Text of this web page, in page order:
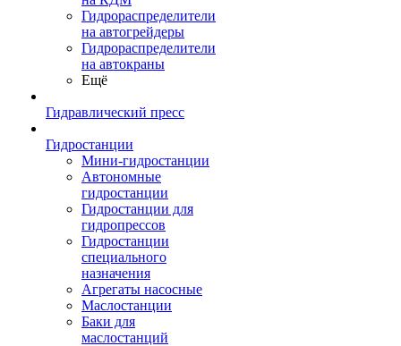
Гидрораспределители
на автогрейдеры
Гидрораспределители
на автокраны
Ещё
Гидравлический пресс
Гидростанции
Мини-гидростанции
Автономные
гидростанции
Гидростанции для
гидропрессов
Гидростанции
специального
назначения
Агрегаты насосные
Маслостанции
Баки для
маслостанций